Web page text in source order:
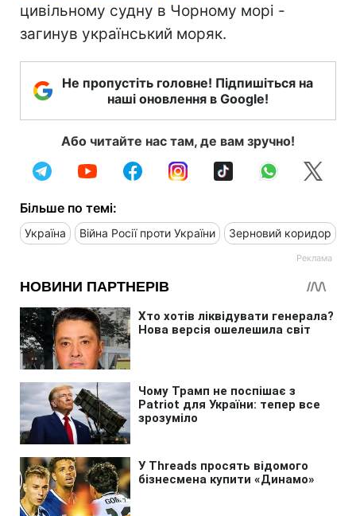
цивільному судну в Чорному морі -
загинув український моряк.
Не пропустіть головне! Підпишіться на
наші оновлення в Google!
Або читайте нас там, де вам зручно!
Більше по темі:
Україна Війна Росії проти України Зерновий коридор